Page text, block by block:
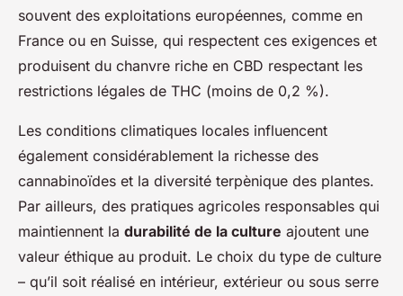
souvent des exploitations européennes, comme en
France ou en Suisse, qui respectent ces exigences et
produisent du chanvre riche en CBD respectant les
restrictions légales de THC (moins de 0,2 %).
Les conditions climatiques locales influencent
également considérablement la richesse des
cannabinoïdes et la diversité terpènique des plantes.
Par ailleurs, des pratiques agricoles responsables qui
maintiennent la durabilité de la culture ajoutent une
valeur éthique au produit. Le choix du type de culture
– qu’il soit réalisé en intérieur, extérieur ou sous serre